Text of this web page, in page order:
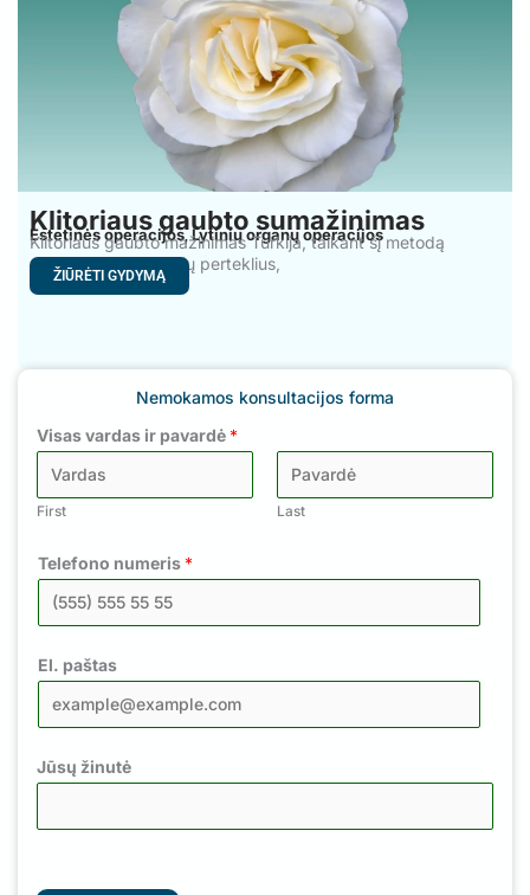
Klitoriaus gaubto sumažinimas
Estetinės operacijos,Lytinių organų operacijos
Klitoriaus gaubto mažinimas Turkija, taikant šį metodą
sumažinamas audinių perteklius,
ŽIŪRĖTI GYDYMĄ
Nemokamos konsultacijos forma
Visas vardas ir pavardė *
First Last
Telefono numeris *
El. paštas
Jūsų žinutė